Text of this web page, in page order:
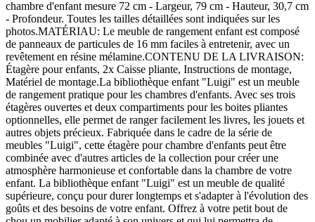
chambre d'enfant mesure 72 cm - Largeur, 79 cm - Hauteur, 30,7 cm
- Profondeur. Toutes les tailles détaillées sont indiquées sur les
photos.MATÉRIAU: Le meuble de rangement enfant est composé
de panneaux de particules de 16 mm faciles à entretenir, avec un
revêtement en résine mélamine.CONTENU DE LA LIVRAISON:
Étagère pour enfants, 2x Caisse pliante, Instructions de montage,
Matériel de montage.La bibliothèque enfant "Luigi" est un meuble
de rangement pratique pour les chambres d'enfants. Avec ses trois
étagères ouvertes et deux compartiments pour les boites pliantes
optionnelles, elle permet de ranger facilement les livres, les jouets et
autres objets précieux. Fabriquée dans le cadre de la série de
meubles "Luigi", cette étagère pour chambre d'enfants peut être
combinée avec d'autres articles de la collection pour créer une
atmosphère harmonieuse et confortable dans la chambre de votre
enfant. La bibliothèque enfant "Luigi" est un meuble de qualité
supérieure, conçu pour durer longtemps et s'adapter à l'évolution des
goûts et des besoins de votre enfant. Offrez à votre petit bout de